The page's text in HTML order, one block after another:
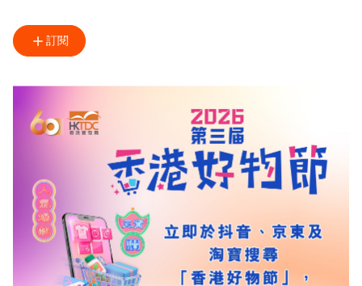
訂閱